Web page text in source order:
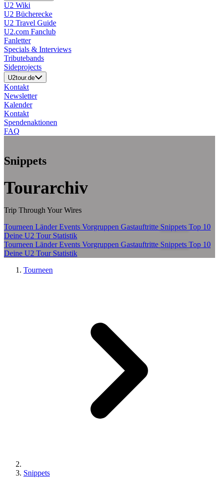
U2 Wiki
U2 Bücherecke
U2 Travel Guide
U2.com Fanclub
Fanletter
Specials & Interviews
Tributebands
Sideprojects
U2tour.de
Kontakt
Newsletter
Kalender
Kontakt
Spendenaktionen
FAQ
Snippets
Tourarchiv
Trip Through Your Wires
Tourneen LänderEvents Vorgruppen Gastauftritte Snippets Top 10
Deine U2 Tour Statistik
Tourneen LänderEvents Vorgruppen Gastauftritte Snippets Top 10
Deine U2 Tour Statistik
Tourneen
Snippets